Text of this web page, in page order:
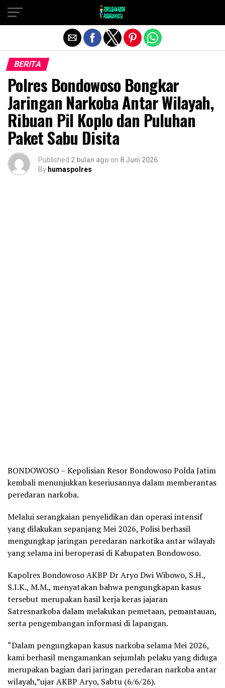
BERITA
Polres Bondowoso Bongkar
Jaringan Narkoba Antar Wilayah,
Ribuan Pil Koplo dan Puluhan
Paket Sabu Disita
Published 2 bulan ago on 8 Juni 2026
By humaspolres
BONDOWOSO – Kepolisian Resor Bondowoso Polda Jatim
kembali menunjukkan keseriusannya dalam memberantas
peredaran narkoba.
Melalui serangkaian penyelidikan dan operasi intensif
yang dilakukan sepanjang Mei 2026, Polisi berhasil
mengungkap jaringan peredaran narkotika antar wilayah
yang selama ini beroperasi di Kabupaten Bondowoso.
Kapolres Bondowoso AKBP Dr Aryo Dwi Wibowo, S.H.,
S.I.K., M.M., menyatakan bahwa pengungkapan kasus
tersebut merupakan hasil kerja keras jajaran
Satresnarkoba dalam melakukan pemetaan, pemantauan,
serta pengembangan informasi di lapangan.
“Dalam pengungkapan kasus narkoba selama Mei 2026,
kami berhasil mengamankan sejumlah pelaku yang diduga
merupakan bagian dari jaringan peredaran narkoba antar
wilayah,”ujar AKBP Aryo, Sabtu (6/6/26).
Exit mobile version